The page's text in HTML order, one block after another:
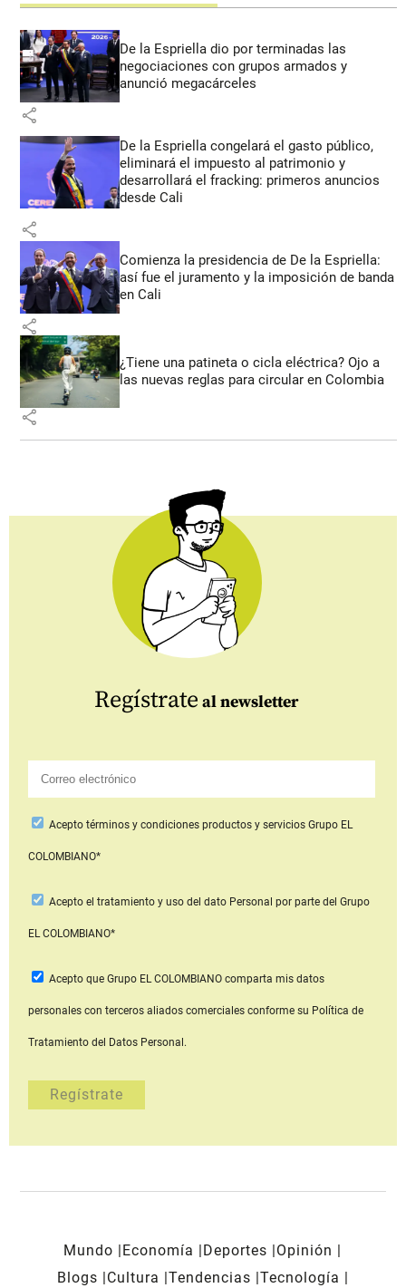
De la Espriella dio por terminadas las
negociaciones con grupos armados y
anunció megacárceles
share
De la Espriella congelará el gasto público,
eliminará el impuesto al patrimonio y
desarrollará el fracking: primeros anuncios
desde Cali
share
Comienza la presidencia de De la Espriella:
así fue el juramento y la imposición de banda
en Cali
share
¿Tiene una patineta o cicla eléctrica? Ojo a
las nuevas reglas para circular en Colombia
share
Regístrate al newsletter
Aceptotérminos y condiciones productos y serviciosGrupo EL
COLOMBIANO*
Acepto el tratamiento y uso del dato Personal por parte del Grupo
EL COLOMBIANO*
Acepto que Grupo EL COLOMBIANOcomparta mis datos
personales con terceros aliados comerciales conforme su Política de
Tratamiento del Datos Personal.
Mundo Economía Deportes
Opinión
Blogs
Cultura Tendencias Tecnología